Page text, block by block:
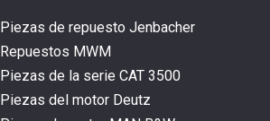
Piezas de repuesto Jenbacher
Repuestos MWM
Piezas de la serie CAT 3500
Piezas del motor Deutz